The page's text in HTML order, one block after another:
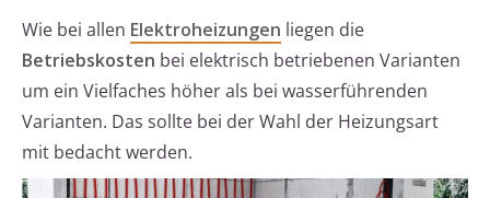
Wie bei allen Elektroheizungen liegen die
Betriebskosten bei elektrisch betriebenen Varianten
um ein Vielfaches höher als bei wasserführenden
Varianten. Das sollte bei der Wahl der Heizungsart
mit bedacht werden.